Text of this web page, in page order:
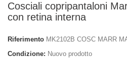
Cosciali copripantaloni
con retina interna
Riferimento MK2102B COSC MARR
Condizione: Nuovo prodotto